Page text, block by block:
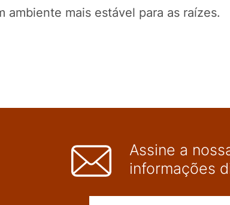
ambiente mais estável para as raízes.
Assine a
informações